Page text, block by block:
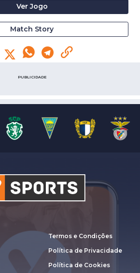
Ver Jogo
Match Story
PUBLICIDADE
Termos e Condições
Política de Privacidade
Política de Cookies